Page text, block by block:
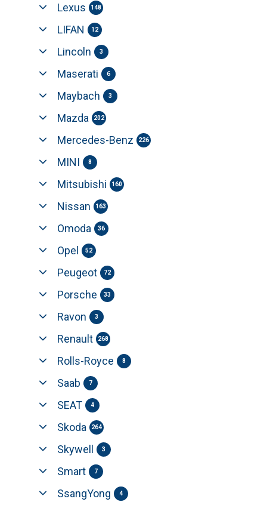
Lexus 148
LIFAN 12
Lincoln 3
Maserati 6
Maybach 3
Mazda 202
Mercedes-Benz 226
MINI 8
Mitsubishi 160
Nissan 163
Omoda 36
Opel 52
Peugeot 72
Porsche 33
Ravon 3
Renault 268
Rolls-Royce 8
Saab 7
SEAT 4
Skoda 264
Skywell 3
Smart 7
SsangYong 4